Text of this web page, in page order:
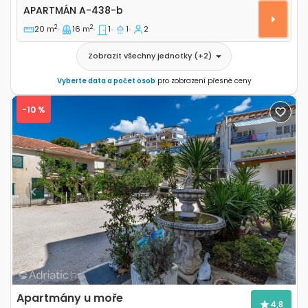
Apartmán A-438-b
APARTMÁN A-438-b
20 m2 16 m2 1 1 2
Zobrazit všechny jednotky (+2)
Vyberte data a počet osob pro zobrazení přesné ceny
Previous Next
-10 %
Apartmány u moře 4,8